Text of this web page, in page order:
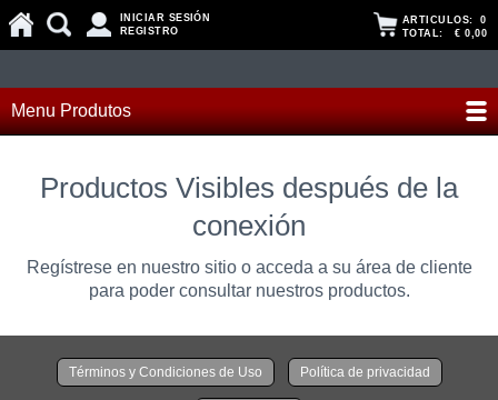
INICIAR SESIÓN
REGISTRO
ARTICULOS:0
TOTAL:
€ 0,00
Menu Produtos
Productos Visibles después de la
conexión
Regístrese en nuestro sitio o acceda a su área de cliente
para poder consultar nuestros productos.
Términos y Condiciones de Uso Política de privacidad